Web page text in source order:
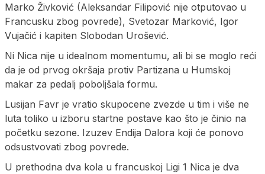
Marko Živković (Aleksandar Filipović nije otputovao u
Francusku zbog povrede), Svetozar Marković, Igor
Vujačić i kapiten Slobodan Urošević.
Ni Nica nije u idealnom momentumu, ali bi se moglo reći
da je od prvog okršaja protiv Partizana u Humskoj
makar za pedalj poboljšala formu.
Lusijan Favr je vratio skupocene zvezde u tim i više ne
luta toliko u izboru startne postave kao što je činio na
početku sezone. Izuzev Endija Dalora koji će ponovo
odsustvovati zbog povrede.
U prethodna dva kola u francuskoj Ligi 1 Nica je dva